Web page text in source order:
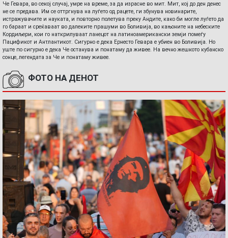
Че Гевара, во секој случај, умре на време, за да израсне во мит. Мит, кој до ден денес
не се предава. Им се оттргнува на луѓето од рацете, ги збунува новинарите,
истражувачите и науката, и повторно полетува преку Андите, како би могле луѓето да
го бараат и среќаваат во далеките прашуми во Боливија, во кањоните на небеските
Кордиљери, кои го наткрилуваат ланецот на латиноамерикански земји помеѓу
Пацификот и Антлантикот. Сигурно е дека Ернесто Гевара е убиен во Боливија. Но
уште по сигурно е дека Че останува и понатаму да живее. На вечно жешкото кубанско
сонце, легендата за Че и понатаму живее.
ФОТО НА ДЕНОТ